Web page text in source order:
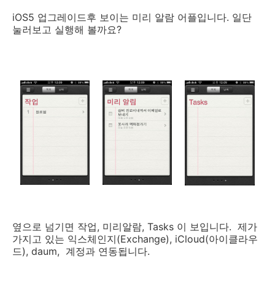
iOS5 업그레이드후 보이는 미리 알람 어플입니다. 일단
눌러보고 실행해 볼까요?
옆으로 넘기면 작업, 미리알람, Tasks 이 보입니다. 제가
가지고 있는 익스체인지(Exchange), iCloud(아이클라우
드), daum, 계정과 연동됩니다.